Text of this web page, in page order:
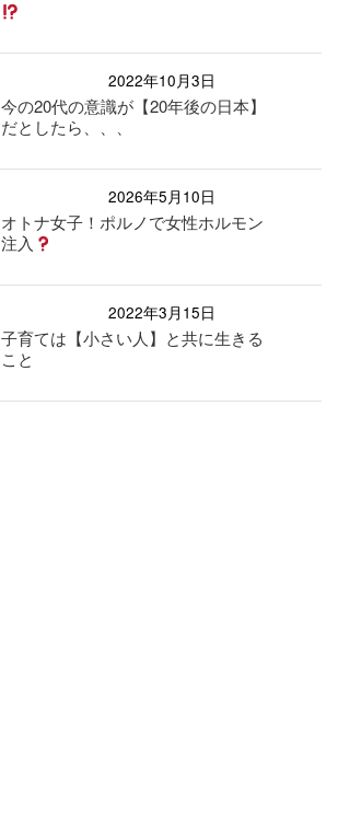
2022年10月3日
今の20代の意識が【20年後の日本】
だとしたら、、、
2026年5月10日
オトナ女子！ポルノで女性ホルモン
注入
2022年3月15日
子育ては【小さい人】と共に生きる
こと